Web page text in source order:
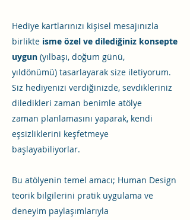
Hediye kartlarınızı kişisel mesajınızla
birlikte isme özel ve dilediğiniz konsepte
uygun (yılbaşı, doğum günü,
yıldönümü) tasarlayarak size iletiyorum.
Siz hediyenizi verdiğinizde, sevdikleriniz
diledikleri zaman benimle atölye
zaman planlamasını yaparak, kendi
eşsizliklerini keşfetmeye
başlayabiliyorlar.
Bu atölyenin temel amacı; Human Design
teorik bilgilerini pratik uygulama ve
deneyim paylaşımlarıyla